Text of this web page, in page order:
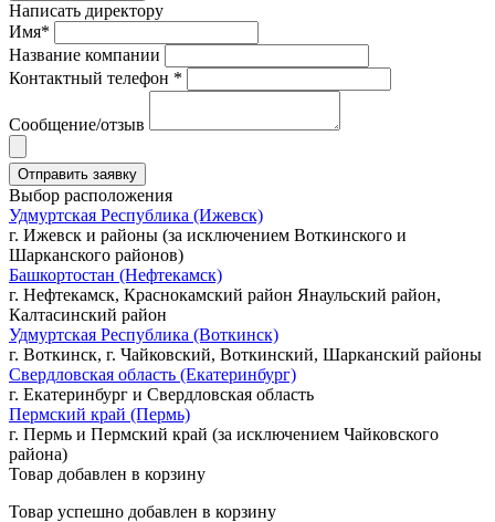
Написать директору
Имя*
Название компании
Контактный телефон *
Сообщение/отзыв
Выбор расположения
Удмуртская Республика (Ижевск)
г. Ижевск и районы (за исключением Воткинского и
Шарканского районов)
Башкортостан (Нефтекамск)
г. Нефтекамск, Краснокамский район Янаульский район,
Калтасинский район
Удмуртская Республика (Воткинск)
г. Воткинск, г. Чайковский, Воткинский, Шарканский районы
Свердловская область (Екатеринбург)
г. Екатеринбург и Свердловская область
Пермский край (Пермь)
г. Пермь и Пермский край (за исключением Чайковского
района)
Товар добавлен в корзину
Товар успешно добавлен в корзину